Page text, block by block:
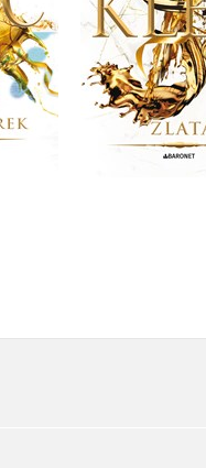
Kč
Do
399 Kč